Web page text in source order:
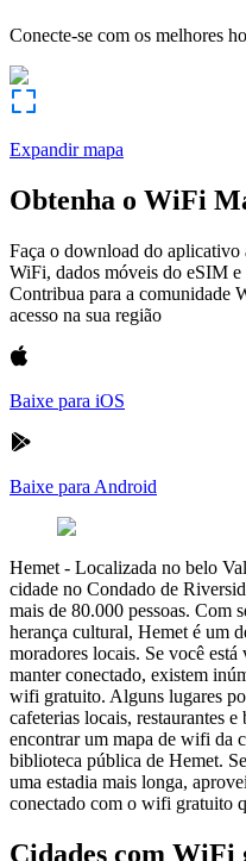
Conecte-se com os melhores
Expandir mapa
Obtenha o WiFi
Faça o download do aplicativo
WiFi, dados móveis do eSIM
Contribua para a comunidade
acesso na sua região
Baixe para iOS
Baixe para Android
Hemet - Localizada no belo
cidade no Condado de
mais de 80.000 pessoas. Com
herança cultural, Hemet é um
moradores locais. Se você
manter conectado, existem
wifi gratuito. Alguns lugares
cafeterias locais, restaurantes
encontrar um mapa de wifi da
biblioteca pública de Hemet.
uma estadia mais longa,
conectado com o wifi gratuito
Cidades com